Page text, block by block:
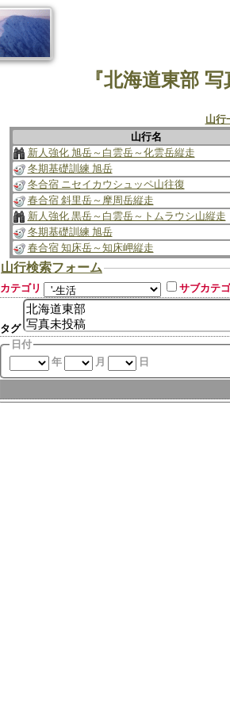
『北海道東部
山行
山行名
新人強化 旭岳～白雲岳～化雲岳縦走
冬期基礎訓練 旭岳
冬合宿 ニセイカウシュッペ山往復
春合宿 斜里岳～摩周岳縦走
新人強化 黒岳～白雲岳～トムラウシ山縦走
冬期基礎訓練 旭岳
春合宿 知床岳～知床岬縦走
山行検索フォーム
カテゴリ サブカテ
タグ
日付
年
月 日